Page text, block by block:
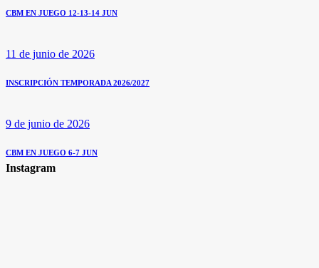
CBM EN JUEGO 12-13-14 JUN
11 de junio de 2026
INSCRIPCIÓN TEMPORADA 2026/2027
9 de junio de 2026
CBM EN JUEGO 6-7 JUN
Instagram